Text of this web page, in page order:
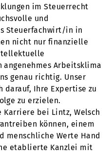
im Steuerrecht
und
Steuerfachwirt/in in
nicht nur finanzielle
angenehmes Arbeitsklima
genau richtig. Unser
darauf, Ihre Expertise zu
zu erzielen.
Karriere bei Lintz, Welsch
können, einem
menschliche Werte Hand
etablierte Kanzlei mit